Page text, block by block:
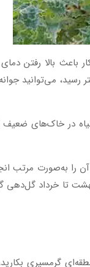
باعث بالا رفتن
24 درجه سانتی‌گراد بود، نیازی به استفاده از نایلون نیست.
در خاک‌های
را به‌صورت مرتب
گرمسیری بکارید،